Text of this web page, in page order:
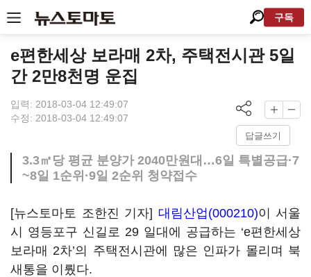
구독
e편한세상 보라매 2차, 주택전시관 5일
간 2만8천명 운집
입력: 2018-03-04 12:49:07
수정: 2018-03-04 12:49:07
답글쓰기
3.3㎡당 평균 분양가 2040만원대…6일 특별공급·7
~8일 1순위·9일 2순위 청약접수
[뉴스토마토 조한진 기자] 대림산업(000210)이 서울
시 영등포구 신길로 29 일대에 공급하는 ‘e편한세상
보라매 2차’의 주택전시관에 많은 인파가 몰리며 북
새통을 이뤘다.